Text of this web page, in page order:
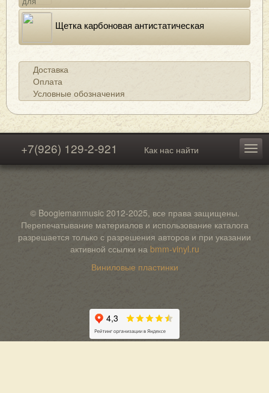
Щетка карбоновая антистатическая
Доставка
Оплата
Условные обозначения
+7(926) 129-2-921 Как нас найти
© Boogiemanmusic 2012-2025, все права защищены.
Перепечатывание материалов и использование каталога
разрешается только с разрешения авторов и при указании
активной ссылки на bmm-vinyl.ru
Виниловые пластинки